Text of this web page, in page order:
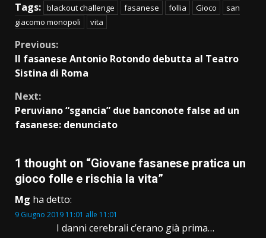
Tags: blackout challenge fasanese follia Gioco
san
giacomo monopoli
vita
Continue
Reading
Previous:
Il fasanese Antonio Rotondo debutta al Teatro
Sistina di Roma
Next:
Peruviano “sgancia” due banconote false ad un
fasanese: denunciato
1 thought on “Giovane fasanese pratica un
gioco folle e rischia la vita”
Mg ha detto:
9 Giugno 2019 11:01 alle 11:01
I danni cerebrali c’erano già prima…